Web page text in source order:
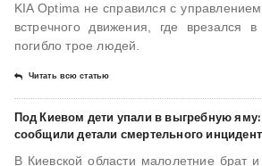
KIA Optima не справился с
встречного движения, где врезался
погибло трое людей.
Читать всю статью
Под Киевом дети упали в выгребную
сообщили детали смертельного
В Киевской области малолетние брат